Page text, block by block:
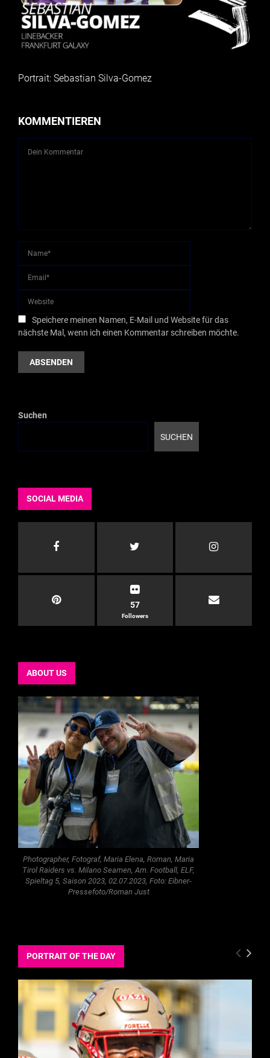
Portrait: Sebastian Silva-Gomez
KOMMENTIEREN
Speichere meinen Namen, E-Mail und Website für das
nächste Mal, wenn ich einen Kommentar schreiben möchte.
Suchen
SUCHEN
SOCIAL MEDIA
57
Followers
ABOUT US
Photographer, Fotograf, Maria Elena, Roman, Maria
Tirol Raiders vs. Milano Seamen, Am. Football, ELF,
Spieltag 5, Saison 2023, 02.07.2023, Foto: Eibner-
Pressefoto/Roman Just
PORTRAIT OF THE DAY